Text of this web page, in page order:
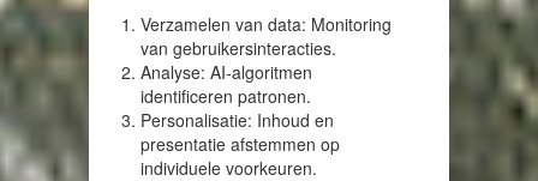
Verzamelen van data: Monitoring
van gebruikersinteracties.
Analyse: AI-algoritmen
identificeren patronen.
Personalisatie: Inhoud en
presentatie afstemmen op
individuele voorkeuren.